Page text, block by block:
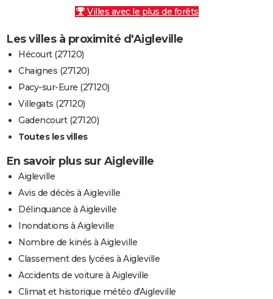
Villes avec le plus de forêts
Les villes à proximité d'Aigleville
Hécourt (27120)
Chaignes (27120)
Pacy-sur-Eure (27120)
Villegats (27120)
Gadencourt (27120)
Toutes les villes
En savoir plus sur Aigleville
Aigleville
Avis de décès à Aigleville
Délinquance à Aigleville
Inondations à Aigleville
Nombre de kinés à Aigleville
Classement des lycées à Aigleville
Accidents de voiture à Aigleville
Climat et historique météo d'Aigleville